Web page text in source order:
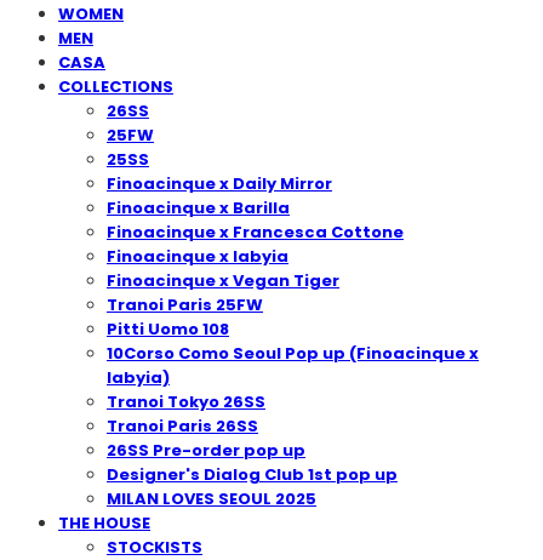
WOMEN
MEN
CASA
COLLECTIONS
26SS
25FW
25SS
Finoacinque x Daily Mirror
Finoacinque x Barilla
Finoacinque x Francesca Cottone
Finoacinque x Iabyia
Finoacinque x Vegan Tiger
Tranoi Paris 25FW
Pitti Uomo 108
10Corso Como Seoul Pop up (Finoacinque x
Iabyia)
Tranoi Tokyo 26SS
Tranoi Paris 26SS
26SS Pre-order pop up
Designer's Dialog Club 1st pop up
MILAN LOVES SEOUL 2025
THE HOUSE
STOCKISTS